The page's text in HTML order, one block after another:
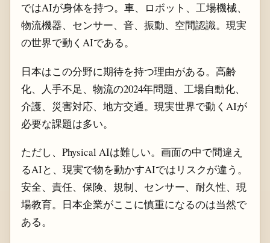
ではAIが身体を持つ。車、ロボット、工場機械、
物流機器、センサー、音、振動、空間認識。現実
の世界で動くAIである。
日本はこの分野に期待を持つ理由がある。高齢
化、人手不足、物流の2024年問題、工場自動化、
介護、災害対応、地方交通。現実世界で動くAIが
必要な課題は多い。
ただし、Physical AIは難しい。画面の中で間違え
るAIと、現実で物を動かすAIではリスクが違う。
安全、責任、保険、規制、センサー、耐久性、現
場教育。日本企業がここに慎重になるのは当然で
ある。